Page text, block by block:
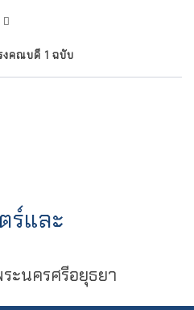
งคณบดี 1 ฉบับ
ร์และ
ะนครศรีอยุธยา